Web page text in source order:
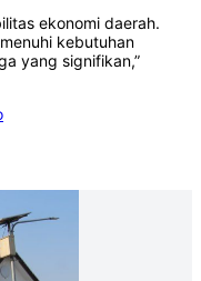
ekonomi daerah.
kebutuhan
yang signifikan,”